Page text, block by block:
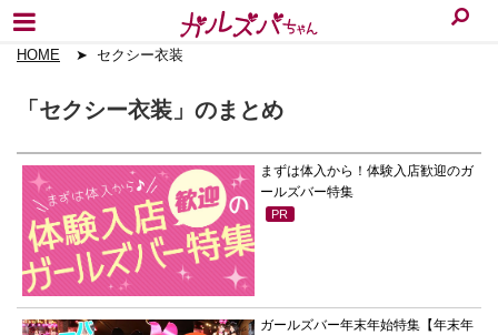
HOME セクシー衣装
「セクシー衣装」のまとめ
PR
まずは体入から！体験入店歓迎のガ
ールズバー特集
ガールズバー年末年始特集【年末年